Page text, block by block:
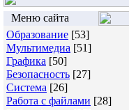
Меню сайта
Образование [53]
Мультимедиа [51]
Графика [50]
Безопасность [27]
Система [26]
Работа с файлами [28]